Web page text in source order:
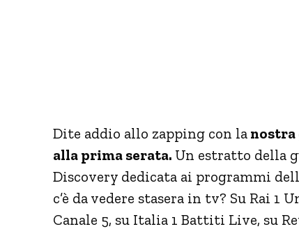
Dite addio allo zapping con la nostra
alla prima serata. Un estratto della
Discovery dedicata ai programmi
c’è da vedere stasera in tv? Su Rai 1
Canale 5, su Italia 1 Battiti Live, su